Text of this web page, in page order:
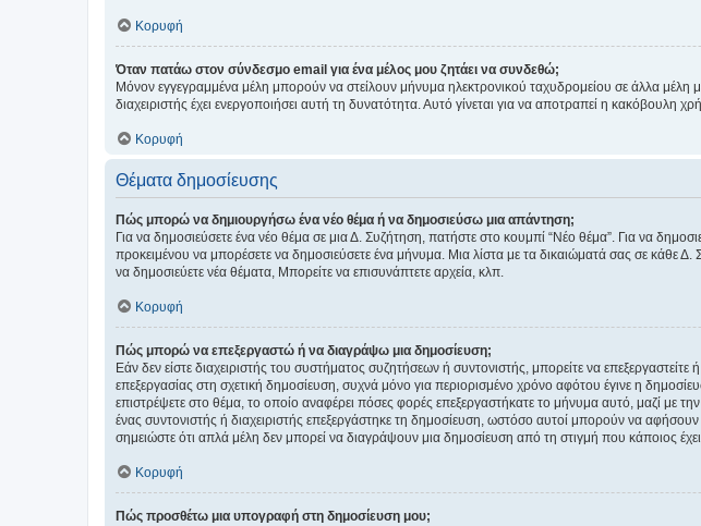
Κορυφή
Όταν πατάω στον σύνδεσμο email για ένα μέλος μου ζητάει να συνδεθώ;
Μόνον εγγεγραμμένα μέλη μπορούν να στείλουν μήνυμα ηλεκτρονικού ταχυδρομείου σε άλλα
διαχειριστής έχει ενεργοποιήσει αυτή τη δυνατότητα. Αυτό γίνεται για να αποτραπεί η
Κορυφή
Θέματα δημοσίευσης
Πώς μπορώ να δημιουργήσω ένα νέο θέμα ή να δημοσιεύσω μια απάντηση;
Για να δημοσιεύσετε ένα νέο θέμα σε μια Δ. Συζήτηση, πατήστε στο κουμπί “Νέο θέμα”. Για να
προκειμένου να μπορέσετε να δημοσιεύσετε ένα μήνυμα. Μια λίστα με τα δικαιώματά σας σε κάθε
να δημοσιεύετε νέα θέματα, Μπορείτε να επισυνάπτετε αρχεία, κλπ.
Κορυφή
Πώς μπορώ να επεξεργαστώ ή να διαγράψω μια δημοσίευση;
Εάν δεν είστε διαχειριστής του συστήματος συζητήσεων ή συντονιστής, μπορείτε να
επεξεργασίας στη σχετική δημοσίευση, συχνά μόνο για περιορισμένο χρόνο αφότου έγινε η
επιστρέψετε στο θέμα, το οποίο αναφέρει πόσες φορές επεξεργαστήκατε το μήνυμα αυτό, μαζί με
ένας συντονιστής ή διαχειριστής επεξεργάστηκε τη δημοσίευση, ωστόσο αυτοί μπορούν να
σημειώστε ότι απλά μέλη δεν μπορεί να διαγράψουν μια δημοσίευση από τη στιγμή που κάποιος
Κορυφή
Πώς προσθέτω μια υπογραφή στη δημοσίευση μου;